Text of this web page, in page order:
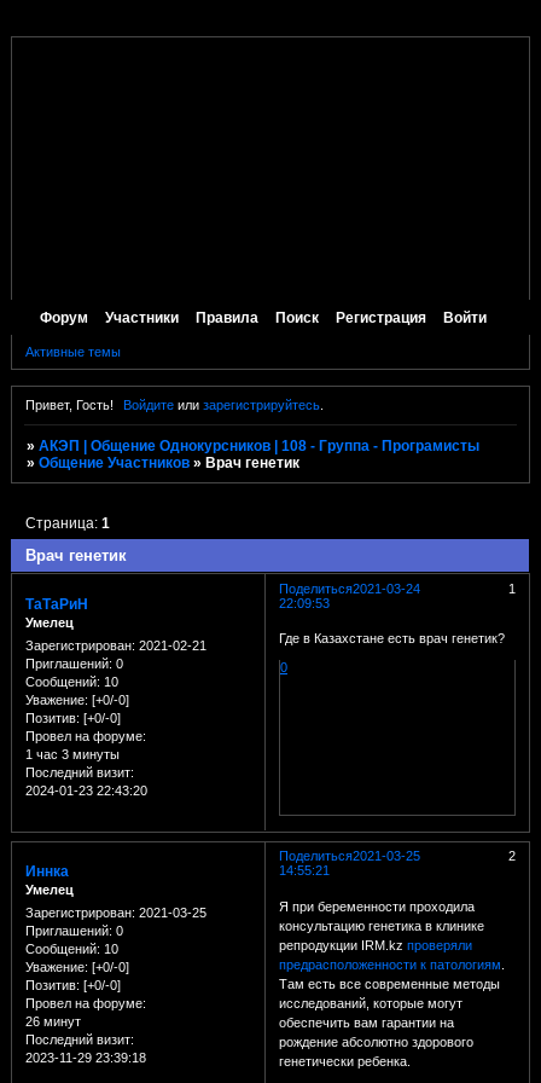
Форум Участники Правила Поиск Регистрация Войти
Активные темы
Привет, Гость! Войдите илизарегистрируйтесь
»АКЭП | Общение Однокурсников | 108 - Группа - Програмисты
»Общение Участников »Врач генетик
Врач генетик
Страница:1
Поделиться 1
2021-03-24
22:09:53
ТаТаРиН
Умелец
Зарегистрирован: 2021-02-21
Приглашений: 0
Сообщений: 10
Уважение: [+0/-0]
Позитив: [+0/-0]
Провел на форуме:
1 час 3 минуты
Последний визит:
2024-01-23 22:43:20
Где в Казахстане есть врач генетик?
0
Поделиться 2
2021-03-25
14:55:21
Иннка
Умелец
Зарегистрирован: 2021-03-25
Приглашений: 0
Сообщений: 10
Уважение: [+0/-0]
Позитив: [+0/-0]
Провел на форуме:
26 минут
Последний визит:
2023-11-29 23:39:18
Я при беременности проходила
консультацию генетика в клинике
репродукции IRM.kz проверяли
предрасположенности к патологиям
Там есть все современные методы
исследований, которые могут
обеспечить вам гарантии на
рождение абсолютно здорового
генетически ребенка.